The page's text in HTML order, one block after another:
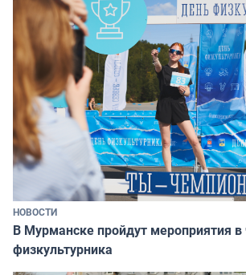
НОВОСТИ
В Мурманске пройдут мероприятия в
физкультурника